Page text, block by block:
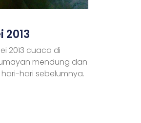
2013
2013 cuaca di
mendung dan
hari sebelumnya.